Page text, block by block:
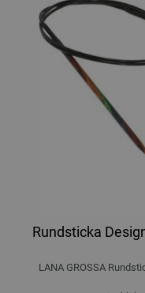
Rundsticka
LANA GROSSA